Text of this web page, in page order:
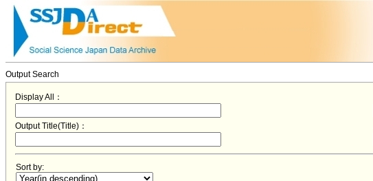
Output Search
Display All：
Output Title(Title)：
Sort by: